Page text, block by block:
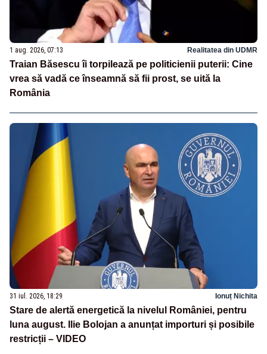
1 aug. 2026, 07:13 Realitatea din UDMR
Traian Băsescu îi torpilează pe politicienii puterii: Cine
vrea să vadă ce înseamnă să fii prost, se uită la
România
31 iul. 2026, 18:29 Ionuț Nichita
Stare de alertă energetică la nivelul României, pentru
luna august. Ilie Bolojan a anunțat importuri și posibile
restricții – VIDEO